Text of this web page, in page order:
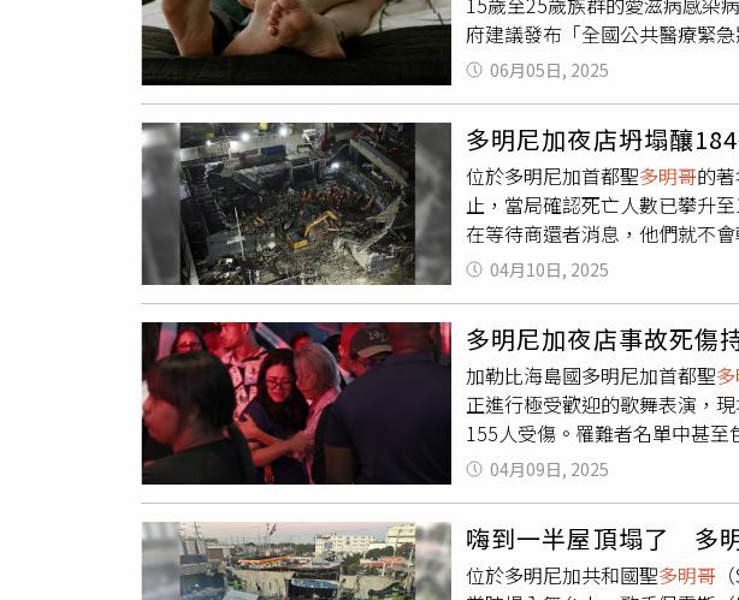
姊妹報告，我擔任總統，也抱
代都能夠過更好的生活。團結
講是外交、第六講是兩岸、第
發表，也會透過網路直播。現
國家犧牲生命，我們也常常聽
時代都有不同的責任要承擔，
我們的生活方式，以及下一代
什麼？怎麼樣的團體才是一個
國家的定義。擁有固定人民、
共同體，即為國家。所以要有
要有這四個元素。第一個問題
執行公權力，這是政府、這是
政治共和體，這是不是國家？
我們每四年改選一次，2000年
際社會不管從哪個角度，或是
權國家。他根據聯合國1971年
2758號決議文，宣傳他的一個
中國、唯一合法代表中國的政
兩個中國，也沒有一中一台，
出來看，2758號決議文寫得很
法代表，並立即把蔣介石的代
府建議發布「全國公共醫療緊
計，2025年前3個月中，通報
500%。菲律賓衛生部長荷博
童，她來自巴拉旺省（
新患者是男性，其中15歲至24
言人 多明哥（Albert Domingo
播。據菲律賓衛生部估計，截
延，菲國全國的HIV感染人數
06月05日, 2025
多明尼加夜店坍塌釀
位於多明尼加首都聖多明哥的
止，當局確認死亡人數已攀升
在等待商還者消息，他們就不
中心（COE）主任門德斯（
傷地表示，「若能在瓦礫下發
者描述，早在事發前，天花板
當場喪生，更有許多人因此受
人員加入搜救行動，包括來自
磚、鋼筋與鋅片廢墟。據消防
其中12具移出事發地。目前當
究所至今已完成54具遺體的
院、殯儀館焦急等待消息，也
當地居民羅培茲表示，她的兒
說，「我妹妹目前在加護病房
04月10日, 2025
多明尼加夜店事故死傷
加勒比海島國多明尼加首都聖
正進行極受歡迎的歌舞表演，
155人受傷。罹難者名單中甚
部蒙特克里斯蒂省省長尼爾西
當地時間8日凌晨0時44分，
志／美聯社）據了解，該夜店
事件發生後，多明尼加當局緊
04月09日, 2025
嗨到一半屋頂塌了 多
位於多明尼加共和國聖多明哥